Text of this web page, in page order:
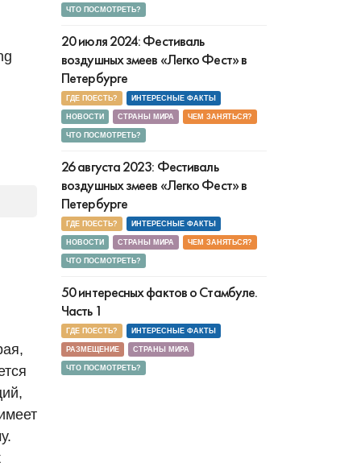
ЧТО ПОСМОТРЕТЬ?
20 июля 2024: Фестиваль
воздушных змеев «Легко Фест» в
Петербурге
ГДЕ ПОЕСТЬ? ИНТЕРЕСНЫЕ ФАКТЫ
НОВОСТИ СТРАНЫ МИРА ЧЕМ ЗАНЯТЬСЯ?
ЧТО ПОСМОТРЕТЬ?
26 августа 2023: Фестиваль
воздушных змеев «Легко Фест» в
Петербурге
ГДЕ ПОЕСТЬ? ИНТЕРЕСНЫЕ ФАКТЫ
НОВОСТИ СТРАНЫ МИРА ЧЕМ ЗАНЯТЬСЯ?
ЧТО ПОСМОТРЕТЬ?
50 интересных фактов о Стамбуле.
Часть 1
ГДЕ ПОЕСТЬ? ИНТЕРЕСНЫЕ ФАКТЫ
РАЗМЕЩЕНИЕ СТРАНЫ МИРА
ЧТО ПОСМОТРЕТЬ?